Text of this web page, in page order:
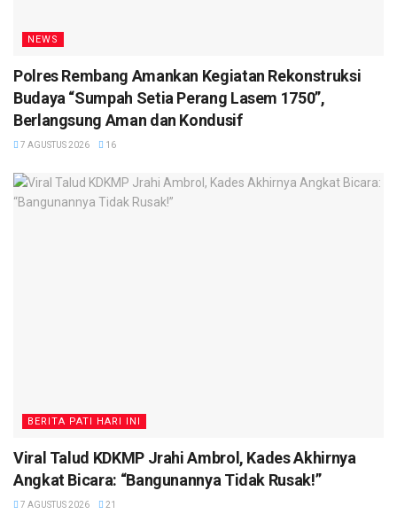
NEWS
Polres Rembang Amankan Kegiatan Rekonstruksi
Budaya “Sumpah Setia Perang Lasem 1750”,
Berlangsung Aman dan Kondusif
7 AGUSTUS 2026 16
BERITA PATI HARI INI
Viral Talud KDKMP Jrahi Ambrol, Kades Akhirnya
Angkat Bicara: “Bangunannya Tidak Rusak!”
7 AGUSTUS 2026 21